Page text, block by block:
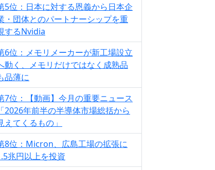
5位：日本に対する恩義から日本企
・団体とのパートナーシップを重
するNvidia
6位：メモリメーカーが新工場設立
動く、メモリだけではなく成熟品
品薄に
7位：【動画】今月の重要ニュース
「2026年前半の半導体市場総括から
えてくるもの」
8位：Micron、広島工場の拡張に
兆円以上を投資